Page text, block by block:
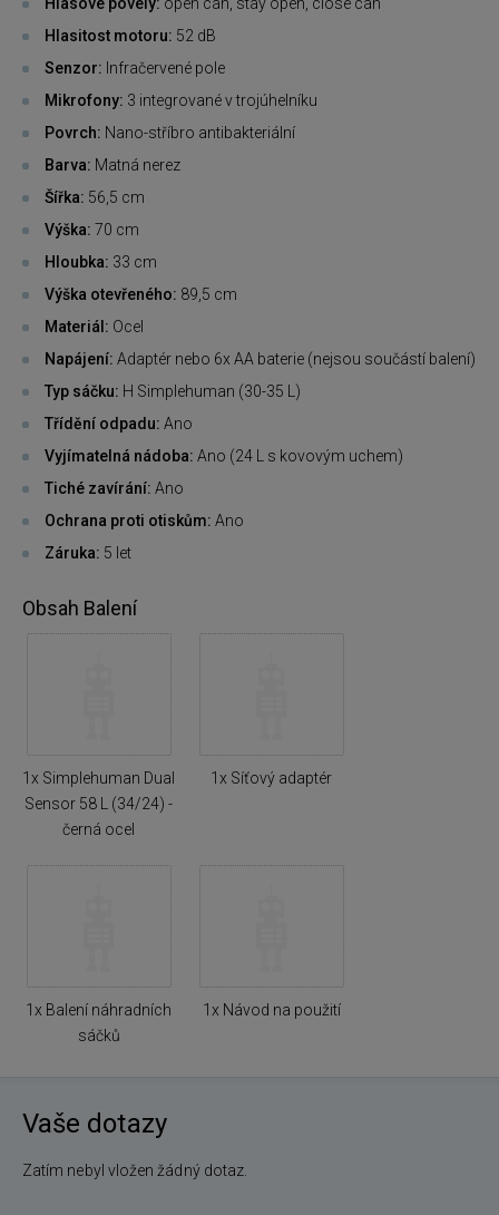
Hlasitost motoru: 52 dB
Senzor: Infračervené pole
Mikrofony: 3 integrované v trojúhelníku
Povrch: Nano-stříbro antibakteriální
Barva: Matná nerez
Šířka: 56,5 cm
Výška: 70 cm
Hloubka: 33 cm
Výška otevřeného: 89,5 cm
Materiál: Ocel
Napájení: Adaptér nebo 6x AA baterie (nejsou součástí balení)
Typ sáčku: H Simplehuman (30-35 L)
Třídění odpadu: Ano
Vyjímatelná nádoba: Ano (24 L s kovovým uchem)
Tiché zavírání: Ano
Ochrana proti otiskům: Ano
Záruka: 5 let
Obsah Balení
1x Simplehuman Dual
Sensor 58 L (34/24) -
černá ocel
1x Síťový adaptér
1x Balení náhradních
sáčků
1x Návod na použití
Vaše dotazy
Zatím nebyl vložen žádný dotaz.